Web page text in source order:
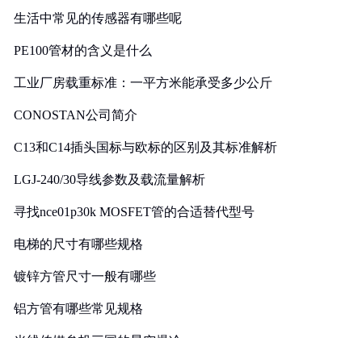
生活中常见的传感器有哪些呢
PE100管材的含义是什么
工业厂房载重标准：一平方米能承受多少公斤
CONOSTAN公司简介
C13和C14插头国标与欧标的区别及其标准解析
LGJ-240/30导线参数及载流量解析
寻找nce01p30k MOSFET管的合适替代型号
电梯的尺寸有哪些规格
镀锌方管尺寸一般有哪些
铝方管有哪些常见规格